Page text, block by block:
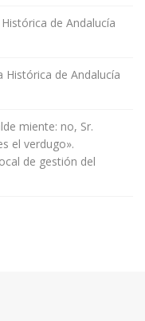
de Andalucía
Histórica de Andalucía
miente: no, Sr.
el verdugo».
de gestión del